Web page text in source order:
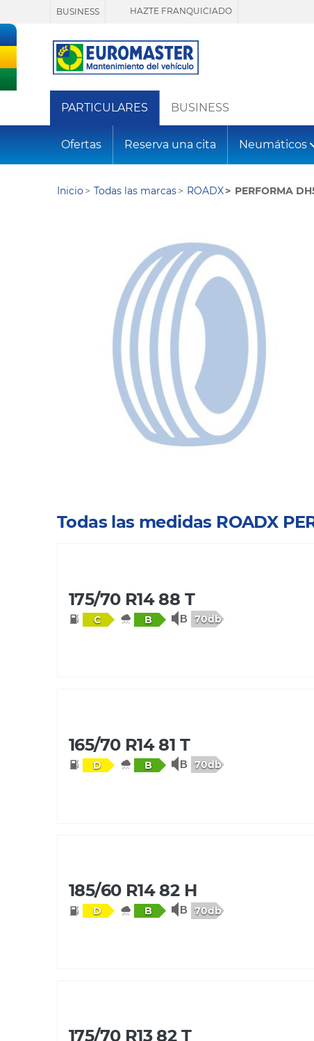
BUSINESS HAZTE FRANQUICIADO
PARTICULARES BUSINESS
Ofertas Reserva una cita Neumáticos
Inicio Todas las marcas ROADX PERFORMA
Todas las medidas ROADX
175/70 R14 88 T
C B 70db
165/70 R14 81 T
D B 70db
185/60 R14 82 H
D B 70db
175/70 R13 82 T